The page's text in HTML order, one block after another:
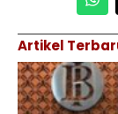
Artikel